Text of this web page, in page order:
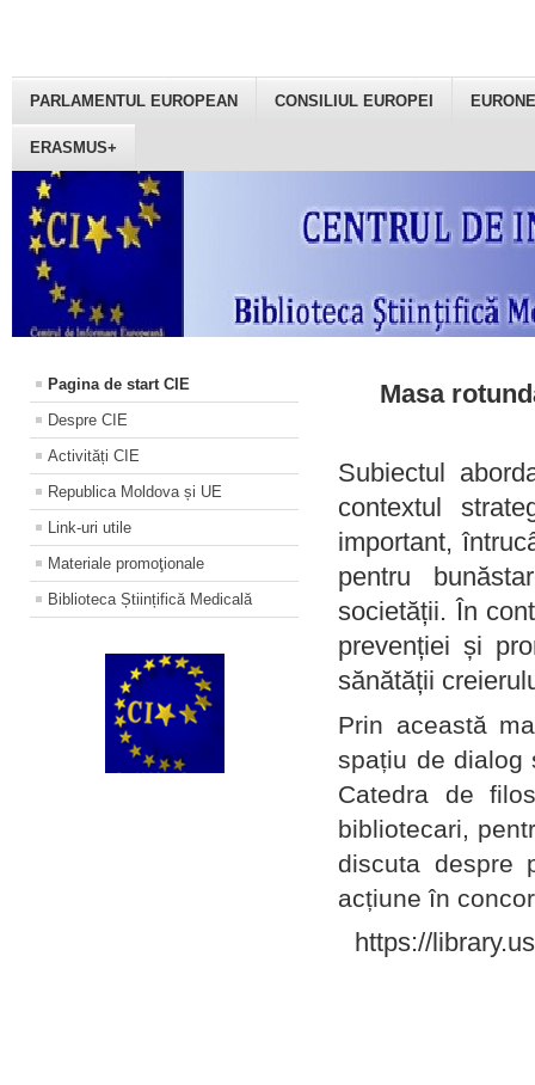
PARLAMENTUL EUROPEAN CONSILIUL EUROPEI
ERASMUS+
Pagina de start CIE
Despre CIE
Activități CIE
Republica Moldova și UE
Link-uri utile
Materiale promoţionale
Biblioteca Științifică Medicală
Masa
Subiectul
contextul
important,
pentru
societății. În
prevenției și
sănătății
Prin această
spațiu de dialog
Catedra de
bibliotecari,
discuta despre
acțiune în
https://